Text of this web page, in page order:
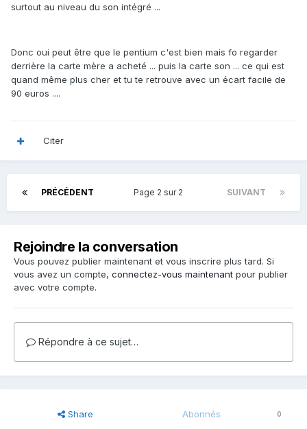
surtout au niveau du son intégré ...
Donc oui peut être que le pentium c'est bien mais fo regarder
derrière la carte mère a acheté ... puis la carte son ... ce qui est
quand même plus cher et tu te retrouve avec un écart facile de
90 euros ....
Citer
PRÉCÉDENT SUIVANT
Page 2 sur 2
Rejoindre la conversation
Vous pouvez publier maintenant et vous inscrire plus tard. Si
vous avez un compte, connectez-vous maintenant pour publier
avec votre compte.
Répondre à ce sujet…
Share Abonnés 0